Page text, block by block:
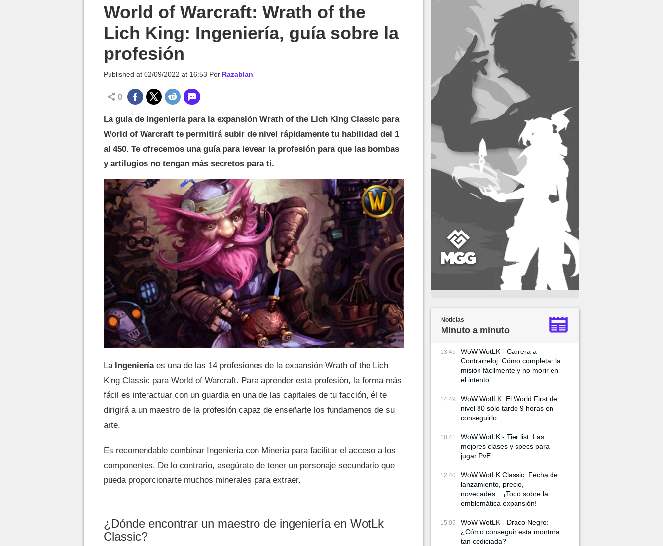
World of Warcraft: Wrath of the
Lich King: Ingeniería, guía sobre la
profesión
Published at 02/09/2022 at 16:53 Por Razablan
0
La guía de Ingeniería para la expansión Wrath of the Lich King Classic para
World of Warcraft te permitirá subir de nivel rápidamente tu habilidad del 1
al 450. Te ofrecemos una guía para levear la profesión para que las bombas
y artilugios no tengan más secretos para ti.
La Ingeniería es una de las 14 profesiones de la expansión Wrath of the Lich
King Classic para World of Warcraft. Para aprender esta profesión, la forma más
fácil es interactuar con un guardia en una de las capitales de tu facción, él te
dirigirá a un maestro de la profesión capaz de enseñarte los fundamenos de su
arte.
Es recomendable combinar Ingeniería con Minería para facilitar el acceso a los
componentes. De lo contrario, asegúrate de tener un personaje secundario que
pueda proporcionarte muchos minerales para extraer.
¿Dónde encontrar un maestro de ingeniería en WotLk
Classic?
Noticias
Minuto a minuto
13:45
WoW WotLK - Carrera a
Contrarreloj: Cómo completar la
misión fácilmente y no morir en
el intento
14:49
WoW WotlLK: El World First de
nivel 80 sólo tardó 9 horas en
conseguirlo
10:41
WoW WotLK - Tier list: Las
mejores clases y specs para
jugar PvE
12:40
WoW WotLK Classic: Fecha de
lanzamiento, precio,
novedades... ¡Todo sobre la
emblemática expansión!
15:05
WoW WotLK - Draco Negro:
¿Cómo conseguir esta montura
tan codiciada?